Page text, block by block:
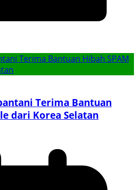
Terima Bantuan
dari Korea Selatan